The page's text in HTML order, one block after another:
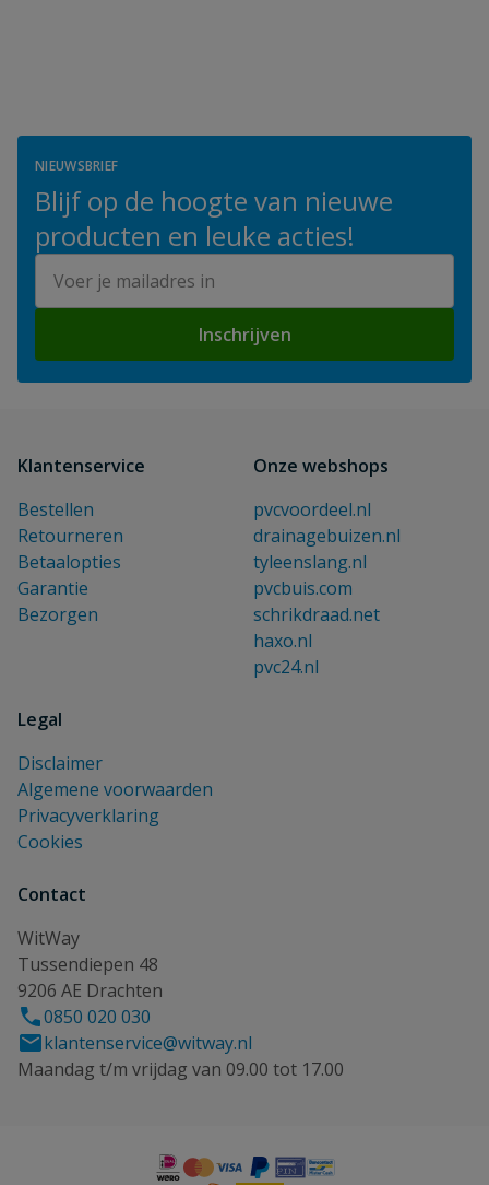
NIEUWSBRIEF
Blijf op de hoogte van nieuwe
producten en leuke acties!
Inschrijven
Klantenservice
Bestellen
Retourneren
Betaalopties
Garantie
Bezorgen
Onze webshops
pvcvoordeel.nl
drainagebuizen.nl
tyleenslang.nl
pvcbuis.com
schrikdraad.net
haxo.nl
pvc24.nl
Legal
Disclaimer
Algemene voorwaarden
Privacyverklaring
Cookies
Contact
WitWay
Tussendiepen 48
9206 AE Drachten
0850 020 030
klantenservice@witway.nl
Maandag t/m vrijdag van 09.00 tot 17.00